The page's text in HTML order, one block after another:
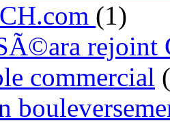
(1)
rejoint
commercial